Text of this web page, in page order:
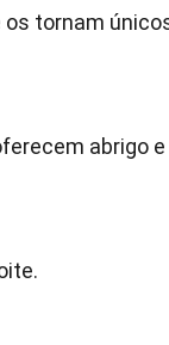
tornam
abrigo e